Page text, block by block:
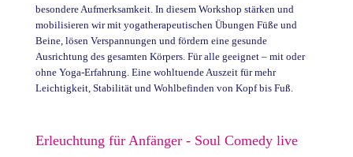
besondere Aufmerksamkeit. In diesem Workshop stärken und
mobilisieren wir mit yogatherapeutischen Übungen Füße und
Beine, lösen Verspannungen und fördern eine gesunde
Ausrichtung des gesamten Körpers. Für alle geeignet – mit oder
ohne Yoga-Erfahrung. Eine wohltuende Auszeit für mehr
Leichtigkeit, Stabilität und Wohlbefinden von Kopf bis Fuß.
Erleuchtung für Anfänger - Soul Comedy live